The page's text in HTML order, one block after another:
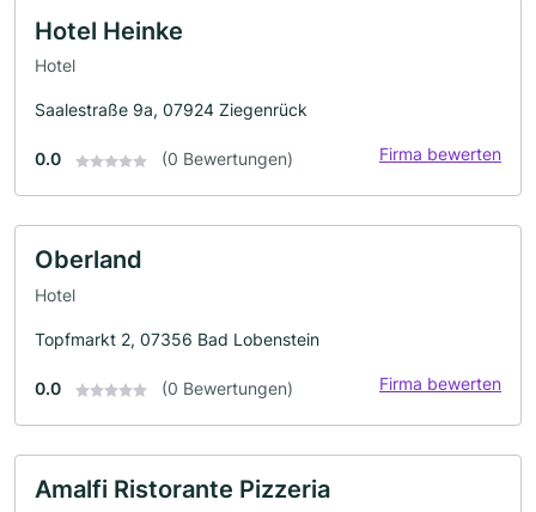
Hotel Heinke
Hotel
Saalestraße 9a, 07924 Ziegenrück
0.0 (0 Bewertungen) Firma bewerten
Oberland
Hotel
Topfmarkt 2, 07356 Bad Lobenstein
0.0 (0 Bewertungen) Firma bewerten
Amalfi Ristorante Pizzeria